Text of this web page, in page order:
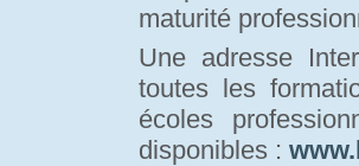
maturité
Une adresse
toutes les
écoles
disponibles :